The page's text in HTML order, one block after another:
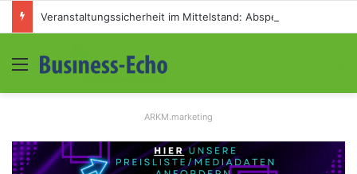
Menü
ARKM.marketing